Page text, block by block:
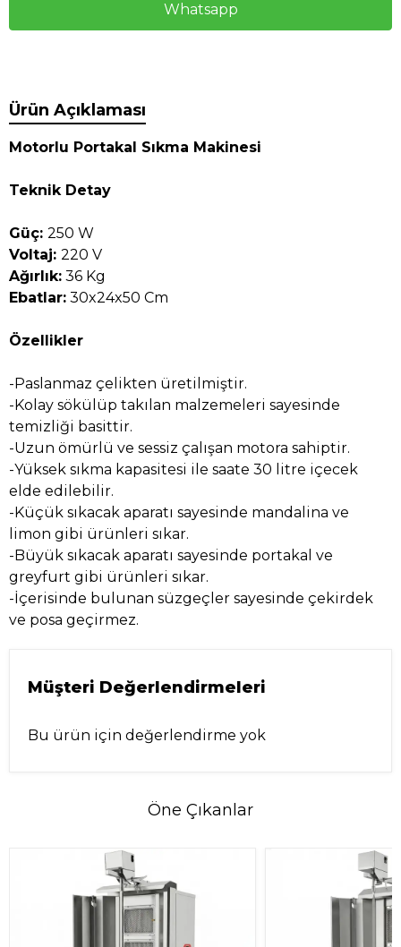
Whatsapp
Ürün Açıklaması
Motorlu Portakal Sıkma Makinesi
Teknik Detay
Güç: 250 W
Voltaj: 220 V
Ağırlık: 36 Kg
Ebatlar: 30x24x50 Cm
Özellikler
-Paslanmaz çelikten üretilmiştir.
-Kolay sökülüp takılan malzemeleri sayesinde
temizliği basittir.
-Uzun ömürlü ve sessiz çalışan motora sahiptir.
-Yüksek sıkma kapasitesi ile saate 30 litre içecek
elde edilebilir.
-Küçük sıkacak aparatı sayesinde mandalina ve
limon gibi ürünleri sıkar.
-Büyük sıkacak aparatı sayesinde portakal ve
greyfurt gibi ürünleri sıkar.
-İçerisinde bulunan süzgeçler sayesinde çekirdek
ve posa geçirmez.
Müşteri Değerlendirmeleri
Bu ürün için değerlendirme yok
Öne Çıkanlar